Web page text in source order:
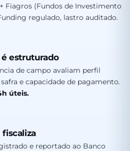
Fiagros (Fundos de Investimento
regulado, lastro auditado.
estruturado
de campo avaliam perfil
e capacidade de pagamento.
úteis.
fiscaliza
e reportado ao Banco